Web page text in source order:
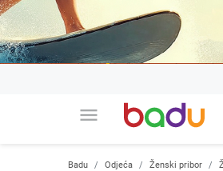
menu
Badu Odjeća Ženski pribor